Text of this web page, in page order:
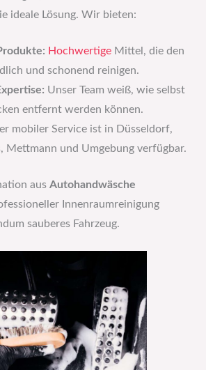
ideale Lösung. Wir bieten:
Hochwertige Mittel, die den
und schonend reinigen.
Unser Team weiß, wie selbst
entfernt werden können.
mobiler Service ist in Düsseldorf,
Mettmann und Umgebung verfügbar.
aus Autohandwäsche
Innenraumreinigung
sauberes Fahrzeug.